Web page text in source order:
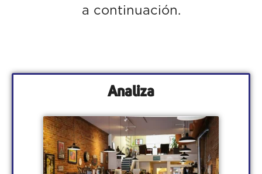
a continuación.
Analiza